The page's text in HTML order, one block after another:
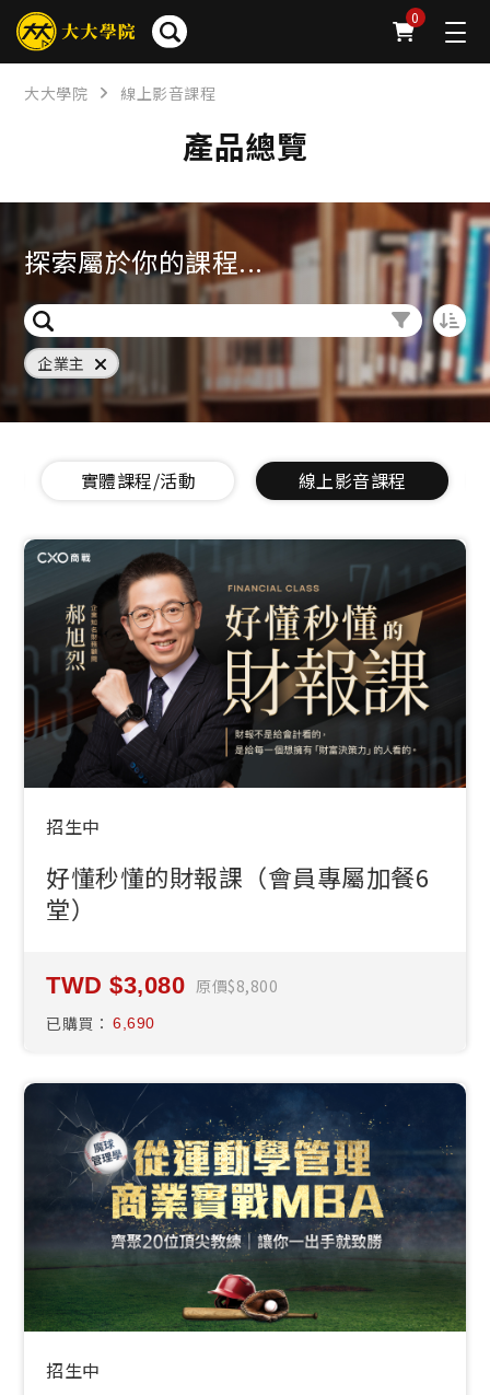
0
大大學院 線上影音課程
產品總覽
探索屬於你的課程...
企業主
實體課程/活動 線上影音課程
招生中
好懂秒懂的財報課（會員專屬加餐6
堂）
3,080 原價 8,800
已購買： 6,690
招生中